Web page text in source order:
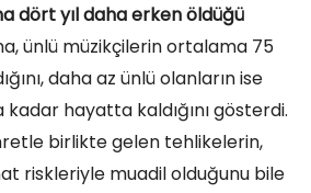
dört yıl daha erken öldüğü
ünlü müzikçilerin ortalama 75
daha az ünlü olanların ise
hayatta kaldığını gösterdi.
birlikte gelen tehlikelerin,
riskleriyle muadil olduğunu bile